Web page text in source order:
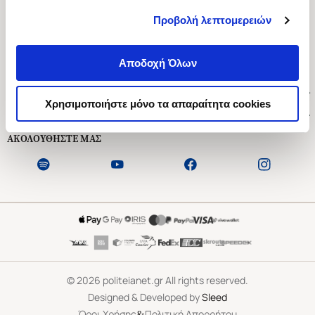
Προβολή λεπτομερειών
Αποδοχή Όλων
Χρησιμοποιήστε μόνο τα απαραίτητα cookies
Ασκληπιού 1-3, Αθήνα 106 79
Δευτέρα - Παρασκευή 09:00-21:00
Εξυπηρέτηση Πελατών
ΑΚΟΛΟΥΘΗΣΤΕ ΜΑΣ
©2026 politeianet.gr All rights reserved.
Designed & Developed bySleed